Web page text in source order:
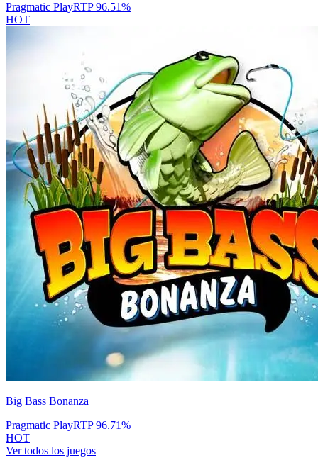
Pragmatic PlayRTP96.51%
HOT
Big Bass Bonanza
Pragmatic PlayRTP96.71%
HOT
Ver todos los juegos